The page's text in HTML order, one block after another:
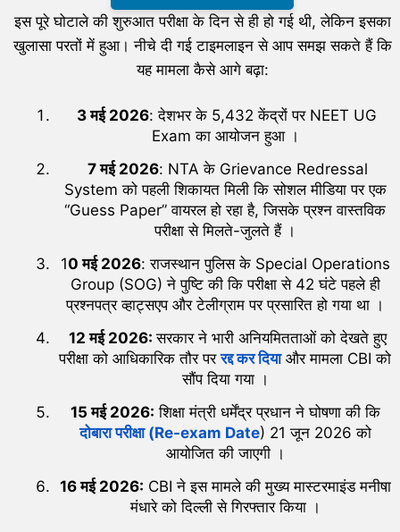
इस पूरे घोटाले की शुरुआत परीक्षा के दिन से ही हो गई थी, लेकिन इसका
खुलासा परतों में हुआ। नीचे दी गई टाइमलाइन से आप समझ सकते हैं कि
यह मामला कैसे आगे बढ़ा:
3 मई 2026: देशभर के 5,432 केंद्रों पर NEET UG
Exam का आयोजन हुआ ।
7 मई 2026: NTA के Grievance Redressal
System को पहली शिकायत मिली कि सोशल मीडिया पर एक
“Guess Paper” वायरल हो रहा है, जिसके प्रश्न वास्तविक
परीक्षा से मिलते-जुलते हैं ।
10 मई 2026: राजस्थान पुलिस के Special Operations
Group (SOG) ने पुष्टि की कि परीक्षा से 42 घंटे पहले ही
प्रश्नपत्र व्हाट्सएप और टेलीग्राम पर प्रसारित हो गया था ।
12 मई 2026:सरकार ने भारी अनियमितताओं को देखते हुए
परीक्षा को आधिकारिक तौर पररद्द कर दियाऔर मामला CBI को
सौंप दिया गया ।
15 मई 2026: शिक्षा मंत्री धर्मेंद्र प्रधान ने घोषणा की कि
दोबारा परीक्षा (Re-exam Date) 21 जून 2026 को
आयोजित की जाएगी ।
16 मई 2026: CBI ने इस मामले की मुख्य मास्टरमाइंड मनीषा
मंधारे को दिल्ली से गिरफ्तार किया ।